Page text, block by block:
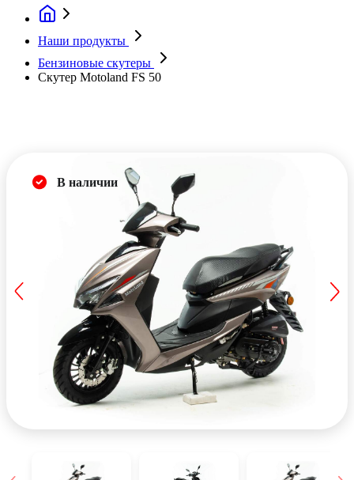
Наши продукты
Бензиновые скутеры
Скутер Motoland FS 50
В наличии